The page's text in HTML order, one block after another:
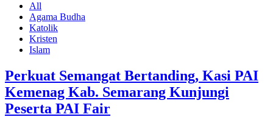
All
Agama Budha
Katolik
Kristen
Islam
Perkuat Semangat Bertanding, Kasi PAI
Kemenag Kab. Semarang Kunjungi
Peserta PAI Fair